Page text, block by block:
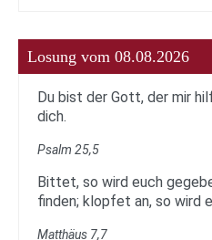
Losung vom 08.08.2026
Du bist der Gott, der mir
dich.
Psalm 25,5
Bittet, so wird euch
finden; klopfet an, so wird
Matthäus 7,7